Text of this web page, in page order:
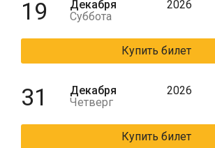
19
Декабря
Суббота
2026
Купить билет
31
Декабря
Четверг
2026
Купить билет